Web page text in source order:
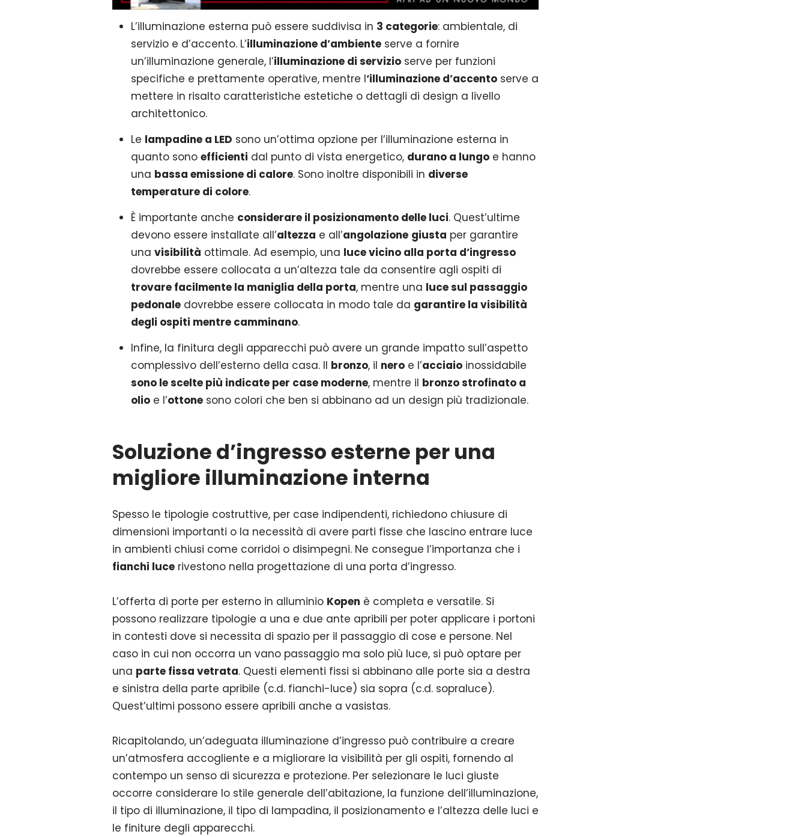
L’illuminazione esterna può essere suddivisa in 3 categorie: ambientale, di
servizio e d’accento. L’illuminazione d’ambienteserve a fornire
un’illuminazione generale, l’illuminazione di servizioserve per funzioni
specifiche e prettamente operative, mentre l‘illuminazione d’accentoserve a
mettere in risalto caratteristiche estetiche o dettagli di design a livello
architettonico.
Le lampadine a LED sono un’ottima opzione per l’illuminazione esterna in
quanto sono efficienti dal punto di vista energetico, durano a lungoe hanno
una bassa emissione di calore. Sono inoltre disponibili in diverse
temperature di colore.
È importante anche considerare il posizionamento delle luci. Quest’ultime
devono essere installate all’altezza e all’angolazione giusta per garantire
una visibilità ottimale. Ad esempio, una luce vicino alla porta d’ingresso
dovrebbe essere collocata a un’altezza tale da consentire agli ospiti di
trovare facilmente la maniglia della porta, mentre una luce sul passaggio
pedonaledovrebbe essere collocata in modo tale da garantire la visibilità
degli ospiti mentre camminano.
Infine, la finitura degli apparecchi può avere un grande impatto sull’aspetto
complessivo dell’esterno della casa. Il bronzo, il neroe l’acciaioinossidabile
sono le scelte più indicate per case moderne, mentre il bronzo strofinato a
olioe l’ottonesono colori che ben si abbinano ad un design più tradizionale.
Soluzione d’ingresso esterne per una
migliore illuminazione interna
Spesso le tipologie costruttive, per case indipendenti, richiedono chiusure di
dimensioni importanti o la necessità di avere parti fisse che lascino entrare luce
in ambienti chiusi come corridoi o disimpegni. Ne consegue l’importanza che i
fianchi luce rivestono nella progettazione di una porta d’ingresso.
L’offerta di porte per esterno in alluminio Kopen è completa e versatile. Si
possono realizzare tipologie a una e due ante apribili per poter applicare i portoni
in contesti dove si necessita di spazio per il passaggio di cose e persone. Nel
caso in cui non occorra un vano passaggio ma solo più luce, si può optare per
una parte fissa vetrata. Questi elementi fissi si abbinano alle porte sia a destra
e sinistra della parte apribile (c.d. fianchi-luce) sia sopra (c.d. sopraluce).
Quest’ultimi possono essere apribili anche a vasistas.
Ricapitolando, un’adeguata illuminazione d’ingresso può contribuire a creare
un’atmosfera accogliente e a migliorare la visibilità per gli ospiti, fornendo al
contempo un senso di sicurezza e protezione. Per selezionare le luci giuste
occorre considerare lo stile generale dell’abitazione, la funzione dell’illuminazione,
il tipo di illuminazione, il tipo di lampadina, il posizionamento e l’altezza delle luci e
le finiture degli apparecchi.